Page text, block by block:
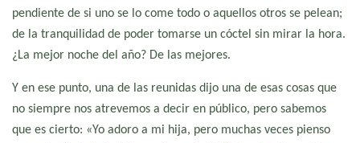
pendiente de si uno se lo come todo o aquellos otros se pelean;
de la tranquilidad de poder tomarse un cóctel sin mirar la hora.
¿La mejor noche del año? De las mejores.
Y en ese punto, una de las reunidas dijo una de esas cosas que
no siempre nos atrevemos a decir en público, pero sabemos
que es cierto: «Yo adoro a mi hija, pero muchas veces pienso